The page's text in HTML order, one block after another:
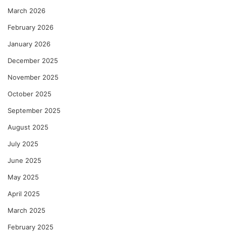
णु
का
ल्हे
March 2026
February 2026
January 2026
December 2025
November 2025
October 2025
September 2025
August 2025
July 2025
June 2025
May 2025
April 2025
March 2025
February 2025